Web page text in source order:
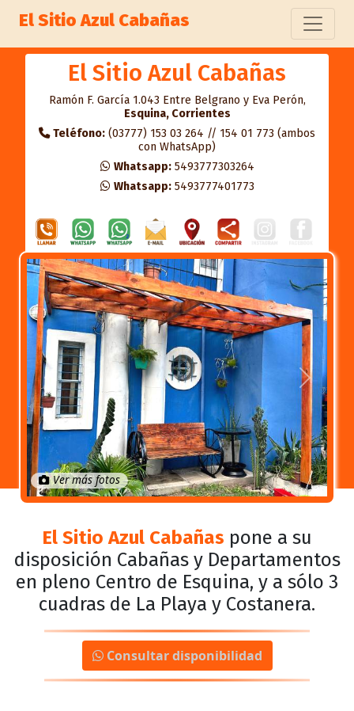
El Sitio Azul Cabañas
El Sitio Azul Cabañas
Ramón F. García 1.043 Entre Belgrano y Eva Perón,
Esquina, Corrientes
Teléfono: (03777) 153 03 264 // 154 01 773 (ambos
con WhatsApp)
Whatsapp:5493777303264
Whatsapp:5493777401773
Anterior Próximo
Ver más fotos
El Sitio Azul Cabañas pone a su
disposición Cabañas y Departamentos
en pleno Centro de Esquina, y a sólo 3
cuadras de La Playa y Costanera.
Consultar disponibilidad